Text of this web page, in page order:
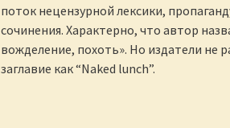
поток нецензурной лексики,
сочинения. Характерно, что автор
вожделение, похоть». Но издатели не
заглавие как “Naked lunch”.